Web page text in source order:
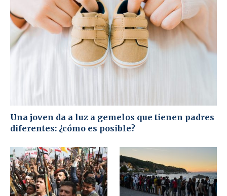
Una joven da a luz a gemelos que tienen padres
diferentes: ¿cómo es posible?